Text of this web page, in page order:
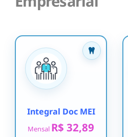
Integral Doc MEI
Mensal R$ 32,89